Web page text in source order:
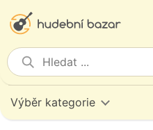
Výběr kategorie